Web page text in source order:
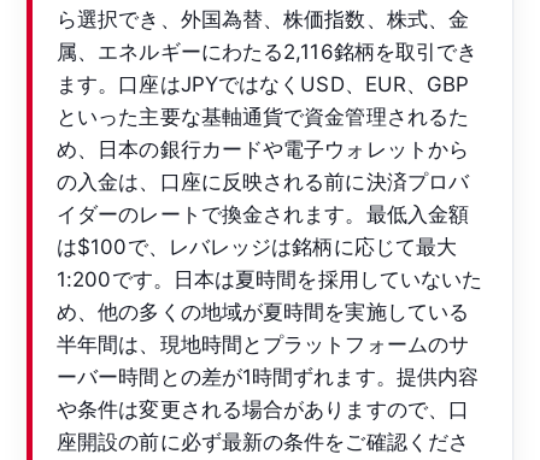
ら選択でき、外国為替、株価指数、株式、金
属、エネルギーにわたる2,116銘柄を取引でき
ます。口座はJPYではなくUSD、EUR、GBP
といった主要な基軸通貨で資金管理されるた
め、日本の銀行カードや電子ウォレットから
の入金は、口座に反映される前に決済プロバ
イダーのレートで換金されます。最低入金額
は$100で、レバレッジは銘柄に応じて最大
1:200です。日本は夏時間を採用していないた
め、他の多くの地域が夏時間を実施している
半年間は、現地時間とプラットフォームのサ
ーバー時間との差が1時間ずれます。提供内容
や条件は変更される場合がありますので、口
座開設の前に必ず最新の条件をご確認くださ